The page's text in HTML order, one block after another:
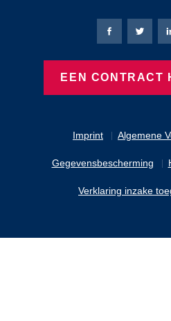
Imprint Algemene
Gegevensbescherming
Verklaring inzake
Bierbaum-
EEN CONTRACT